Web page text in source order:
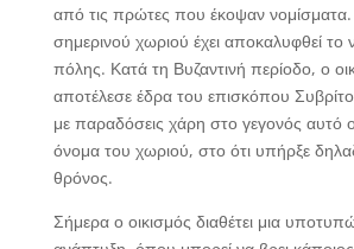
από τις πρώτες που έκοψαν νομίσματα.
σημερινού χωριού έχει αποκαλυφθεί το
πόλης. Κατά τη Βυζαντινή περίοδο, ο
αποτέλεσε έδρα του επισκόπου
με παραδόσεις χάρη στο γεγονός αυτό
όνομα του χωριού, στο ότι υπήρξε
θρόνος.
Σήμερα ο οικισμός διαθέτει μια